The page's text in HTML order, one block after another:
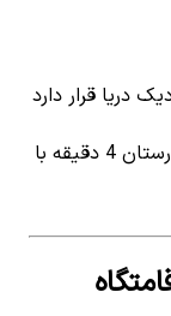
دریا قرار دارد
سوپر مارکت و نانوایی 2 دقیقه پیاده / بیمارستان 4 دقیقه با